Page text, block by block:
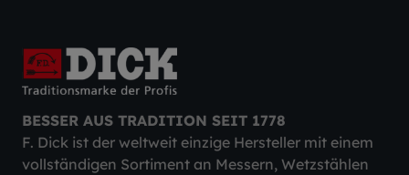
BESSER AUS TRADITION SEIT 1778
F. Dick ist der weltweit einzige Hersteller mit einem
vollständigen Sortiment an Messern, Wetzstählen